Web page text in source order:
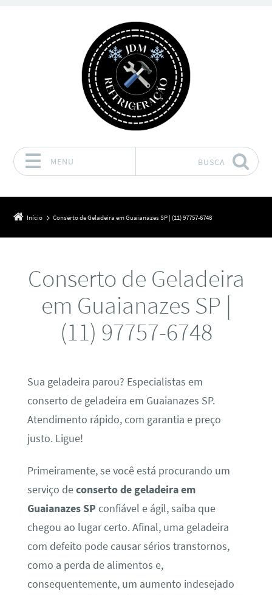
MENU BUSCA
Início Conserto de Geladeira em Guaianazes SP | (11) 97757-6748
Conserto de Geladeira
em Guaianazes SP |
(11) 97757-6748
Sua geladeira parou? Especialistas em
conserto de geladeira em Guaianazes SP.
Atendimento rápido, com garantia e preço
justo. Ligue!
Primeiramente, se você está procurando um
serviço deconserto de geladeira em
Guaianazes SP confiável e ágil, saiba que
chegou ao lugar certo. Afinal, uma geladeira
com defeito pode causar sérios transtornos,
como a perda de alimentos e,
consequentemente, um aumento indesejado